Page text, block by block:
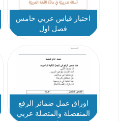
اختبار قياس عربي خامس
فصل اول
اوراق عمل ضمائر الرفع
المنفصلة والمتصلة عربي